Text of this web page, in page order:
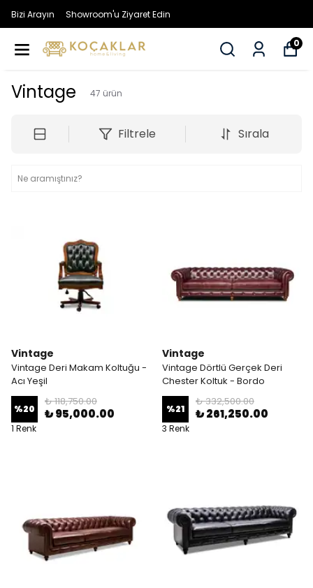
Bizi Arayın Showroom'u Ziyaret Edin
0
Vintage 47 ürün
Filtrele Sırala
Vintage
Vintage Deri Makam Koltuğu -
Acı Yeşil
%20
₺ 118,750.00
₺ 95,000.00
1 Renk
Vintage
Vintage Dörtlü Gerçek Deri
Chester Koltuk - Bordo
%21
₺ 332,500.00
₺ 261,250.00
3 Renk